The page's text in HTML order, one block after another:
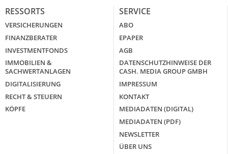
RESSORTS
VERSICHERUNGEN
FINANZBERATER
INVESTMENTFONDS
IMMOBILIEN &
SACHWERTANLAGEN
DIGITALISIERUNG
RECHT & STEUERN
KÖPFE
SERVICE
ABO
EPAPER
AGB
DATENSCHUTZHINWEISE DER
CASH. MEDIA GROUP GMBH
IMPRESSUM
KONTAKT
MEDIADATEN (DIGITAL)
MEDIADATEN (PDF)
NEWSLETTER
ÜBER UNS